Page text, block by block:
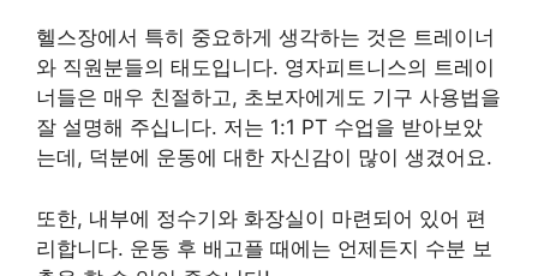
헬스장에서 특히 중요하게 생각하는 것은 트레이너
와 직원분들의 태도입니다. 영자피트니스의 트레이
너들은 매우 친절하고, 초보자에게도 기구 사용법을
잘 설명해 주십니다. 저는 1:1 PT 수업을 받아보았
는데, 덕분에 운동에 대한 자신감이 많이 생겼어요.
또한, 내부에 정수기와 화장실이 마련되어 있어 편
리합니다. 운동 후 배고플 때에는 언제든지 수분 보